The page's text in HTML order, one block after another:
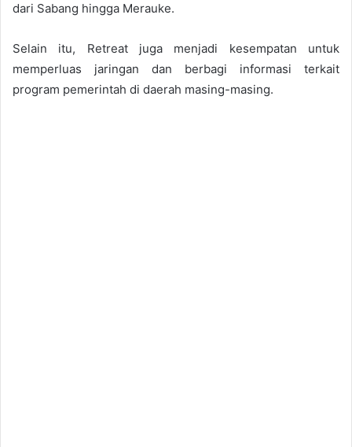
dari Sabang hingga Merauke.
Selain itu, Retreat juga menjadi kesempatan untuk
memperluas jaringan dan berbagi informasi terkait
program pemerintah di daerah masing-masing.